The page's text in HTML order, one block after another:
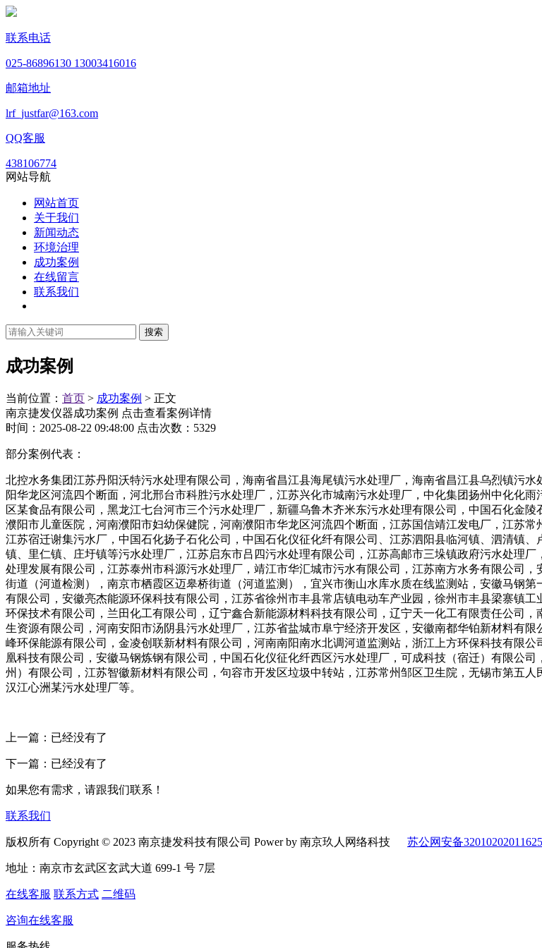
联系电话
025-86896130 13003416016
邮箱地址
lrf_justfar@163.com
QQ客服
438106774
网站导航
网站首页
关于我们
新闻动态
环境治理
成功案例
在线留言
联系我们
成功案例
当前位置： 首页 > 成功案例 > 正文
南京捷发仪器成功案例 点击查看案例详情
时间：2025-08-22 09:48:00 点击次数：5329
部分案例代表：
北控水务集团江苏丹阳沃特污水处理有限公司，海南省昌江县海尾镇污水处理厂，海南省昌江县乌烈镇污
阳华龙区河流四个断面，河北邢台市科胜污水处理厂，江苏兴化市城南污水处理厂，中化集团扬州中化化
区某食品有限公司，黑龙江七台河市三个污水处理厂，新疆乌鲁木齐米东污水处理有限公司，中国石化金
濮阳市儿童医院，河南濮阳市妇幼保健院，河南濮阳市华龙区河流四个断面，江苏国信靖江发电厂，江苏
江苏宿迁谢集污水厂，中国石化扬子石化公司，中国石化仪征化纤有限公司、江苏泗阳县临河镇、泗清镇
镇、里仁镇、庄圩镇等污水处理厂，江苏启东市吕四污水处理有限公司，江苏高邮市三垛镇政府污水处理
处理发展有限公司，江苏泰州市科源污水处理厂，靖江市华汇城市污水有限公司，江苏南方水务有限公司
街道（河道检测），南京市栖霞区迈皋桥街道（河道监测），宜兴市衡山水库水质在线监测站，安徽马钢
有限公司，安徽亮杰能源环保科技有限公司，江苏省徐州市丰县常店镇电动车产业园，徐州市丰县梁寨镇
环保技术有限公司，兰田化工有限公司，辽宁鑫合新能源材料科技有限公司，辽宁天一化工有限责任公司
生资源有限公司，河南安阳市汤阴县污水处理厂，江苏省盐城市阜宁经济开发区，安徽南都华铂新材料有
峰环保能源有限公司，金凌创联新材料有限公司，河南南阳南水北调河道监测站，浙江上方环保科技有限
凰科技有限公司，安徽马钢炼钢有限公司，中国石化仪征化纤西区污水处理厂，可成科技（宿迁）有限公
州）有限公司，江苏智徽新材料有限公司，句容市开发区垃圾中转站，江苏常州邹区卫生院，无锡市第五
汉江心洲某污水处理厂等。
上一篇：已经没有了
下一篇：已经没有了
如果您有需求，请跟我们联系！
联系我们
版权所有 Copyright © 2023 南京捷发科技有限公司 Power by 南京玖人网络科技 苏公网安备
地址：南京市玄武区玄武大道 699-1 号 7层
在线客服 联系方式 二维码
咨询在线客服